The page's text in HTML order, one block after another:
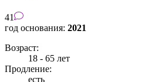
41
год основания: 2021
Возраст:
18 - 65 лет
Продление:
есть